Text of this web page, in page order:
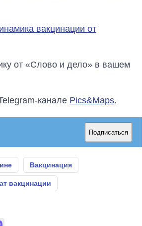
вакцинации от
от «Слово и дело» в вашем
канале Pics&Maps.
Подписаться
Вакцинация
вакцинации